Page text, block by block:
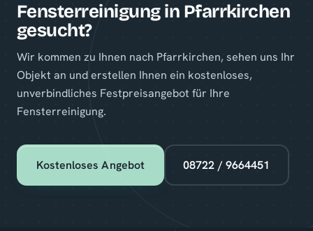
Fensterreinigung in Pfarrkirchen
gesucht?
Wir kommen zu Ihnen nach Pfarrkirchen, sehen uns Ihr
Objekt an und erstellen Ihnen ein kostenloses,
unverbindliches Festpreisangebot für Ihre
Fensterreinigung.
Kostenloses Angebot 08722 / 9664451